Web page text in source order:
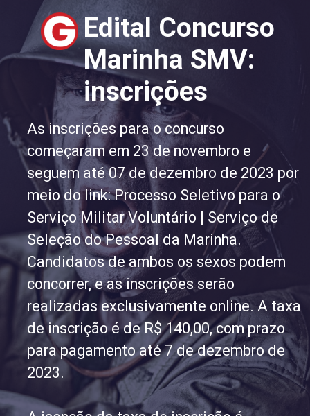
Edital Concurso
Marinha SMV:
inscrições
As inscrições para o concurso
começaram em 23 de novembro e
seguem até 07 de dezembro de 2023 por
meio do link: Processo Seletivo para o
Serviço Militar Voluntário | Serviço de
Seleção do Pessoal da Marinha.
Candidatos de ambos os sexos podem
concorrer, e as inscrições serão
realizadas exclusivamente online. A taxa
de inscrição é de R$ 140,00, com prazo
para pagamento até 7 de dezembro de
2023.